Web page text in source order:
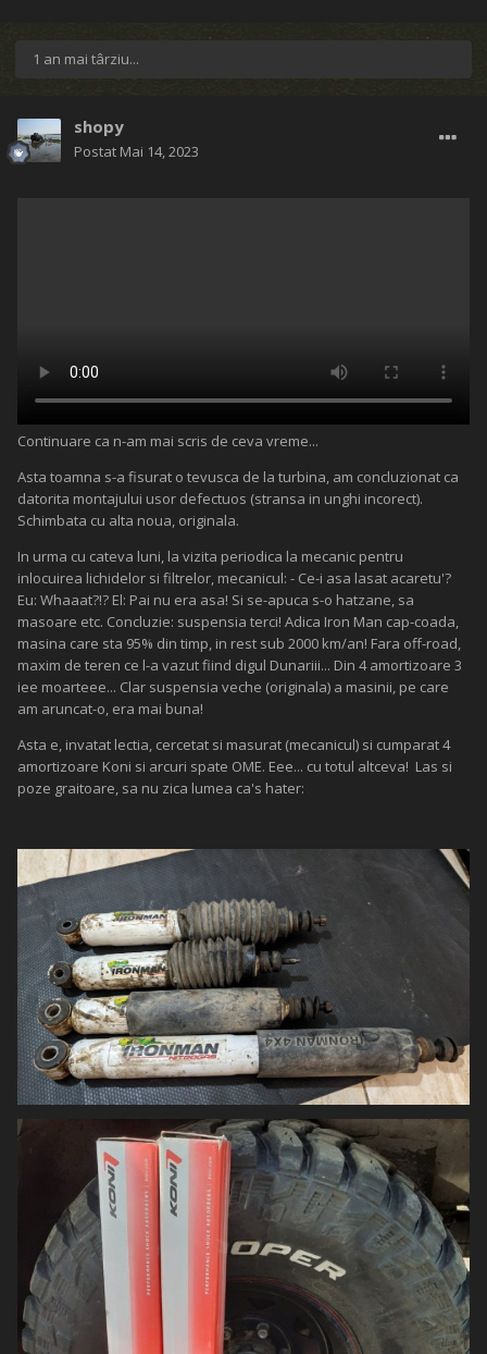
1 an mai târziu...
shopy
Postat Mai 14, 2023
Continuare ca n-am mai scris de ceva vreme...
Asta toamna s-a fisurat o tevusca de la turbina, am concluzionat ca
datorita montajului usor defectuos (stransa in unghi incorect).
Schimbata cu alta noua, originala.
In urma cu cateva luni, la vizita periodica la mecanic pentru
inlocuirea lichidelor si filtrelor, mecanicul: - Ce-i asa lasat acaretu'?
Eu: Whaaat?!? El: Pai nu era asa! Si se-apuca s-o hatzane, sa
masoare etc. Concluzie: suspensia terci! Adica Iron Man cap-coada,
masina care sta 95% din timp, in rest sub 2000 km/an! Fara off-road,
maxim de teren ce l-a vazut fiind digul Dunariii... Din 4 amortizoare 3
iee moarteee... Clar suspensia veche (originala) a masinii, pe care
am aruncat-o, era mai buna!
Asta e, invatat lectia, cercetat si masurat (mecanicul) si cumparat 4
amortizoare Koni si arcuri spate OME. Eee... cu totul altceva! Las si
poze graitoare, sa nu zica lumea ca's hater: